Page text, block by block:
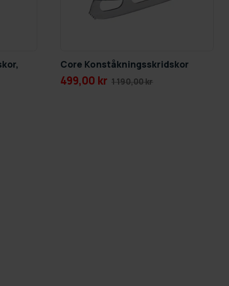
Core Konståkningsskridskor
499,00 kr 1 190,00 kr